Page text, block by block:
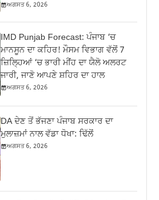
ਅਗਸਤ 6, 2026
IMD Punjab Forecast: ਪੰਜਾਬ ‘ਚ
ਮਾਨਸੂਨ ਦਾ ਕਹਿਰ! ਮੌਸਮ ਵਿਭਾਗ ਵੱਲੋਂ 7
ਜ਼ਿਲ੍ਹਿਆਂ ‘ਚ ਭਾਰੀ ਮੀਂਹ ਦਾ ਯੈਲੋ ਅਲਰਟ
ਜਾਰੀ, ਜਾਣੋ ਆਪਣੇ ਸ਼ਹਿਰ ਦਾ ਹਾਲ
ਅਗਸਤ 6, 2026
DA ਦੇਣ‌ ਤੋਂ ਭੱਜਣਾ ਪੰਜਾਬ ਸਰਕਾਰ ਦਾ
ਮੁਲਾਜ਼ਮਾਂ ਨਾਲ ਵੱਡਾ ਧੋਖਾ: ਢਿੱਲੋਂ
ਅਗਸਤ 6, 2026